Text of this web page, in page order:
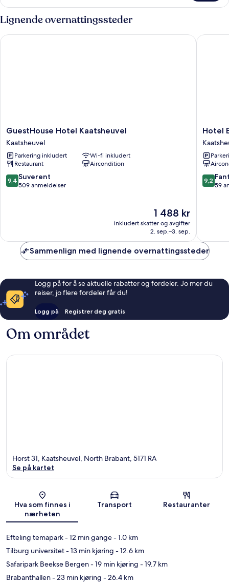
Lignende overnattingssteder
GuestHouse
Hotel
Kaatsheuvel
Kaatsheuvel
GuestHouse Hotel Kaatsheuvel
Kaatsheuvel
Parkering inkludert
Wi-fi inkludert
Restaurant
Aircondition
9.4
av
9,4 Suverent
509 anmeldelser
Prisen
1 488 kr
1 488 kr
inkludert skatter og avgifter
2. sep.–3. sep.
GuestHouse Hotel Kaatsheuvel
Hotel
Emilia
Hotel
9.2
av
9,2
59
Hotel
Sammenlign med lignende overnattingssteder
Logg på for å se aktuelle rabatter og fordeler. Jo mer du
reiser, jo flere fordeler får du!
Logg på Registrer deg gratis
Om området
Kart
Horst 31, Kaatsheuvel, North Brabant, 5171 RA
Se på kartet
Hva som finnes i
nærheten
Transport Restauranter
Efteling temapark- 12 min gange- 1.0 km
Tilburg universitet- 13 min kjøring - 12.6 km
Safaripark Beekse Bergen- 19 min kjøring - 19.7 km
Brabanthallen- 23 min kjøring - 26.4 km